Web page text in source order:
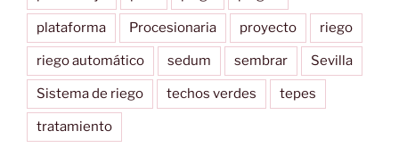
plataforma Procesionaria proyecto riego
riego automático sedum sembrar Sevilla
Sistema de riego techos verdes tepes
tratamiento